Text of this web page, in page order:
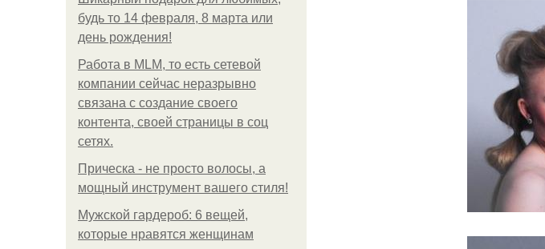
будь то 14 февраля, 8 марта или
день рождения!
Работа в MLM, то есть сетевой
компании сейчас неразрывно
связана с создание своего
контента, своей страницы в соц
сетях.
Прическа - не просто волосы, а
мощный инструмент вашего стиля!
Мужской гардероб: 6 вещей,
которые нравятся женщинам